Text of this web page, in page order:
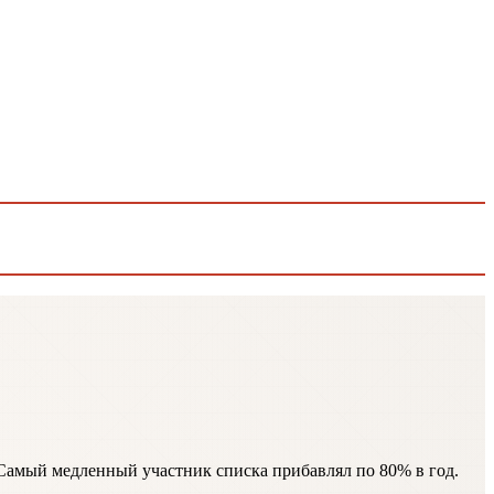
медленный участник списка прибавлял по 80% в год.